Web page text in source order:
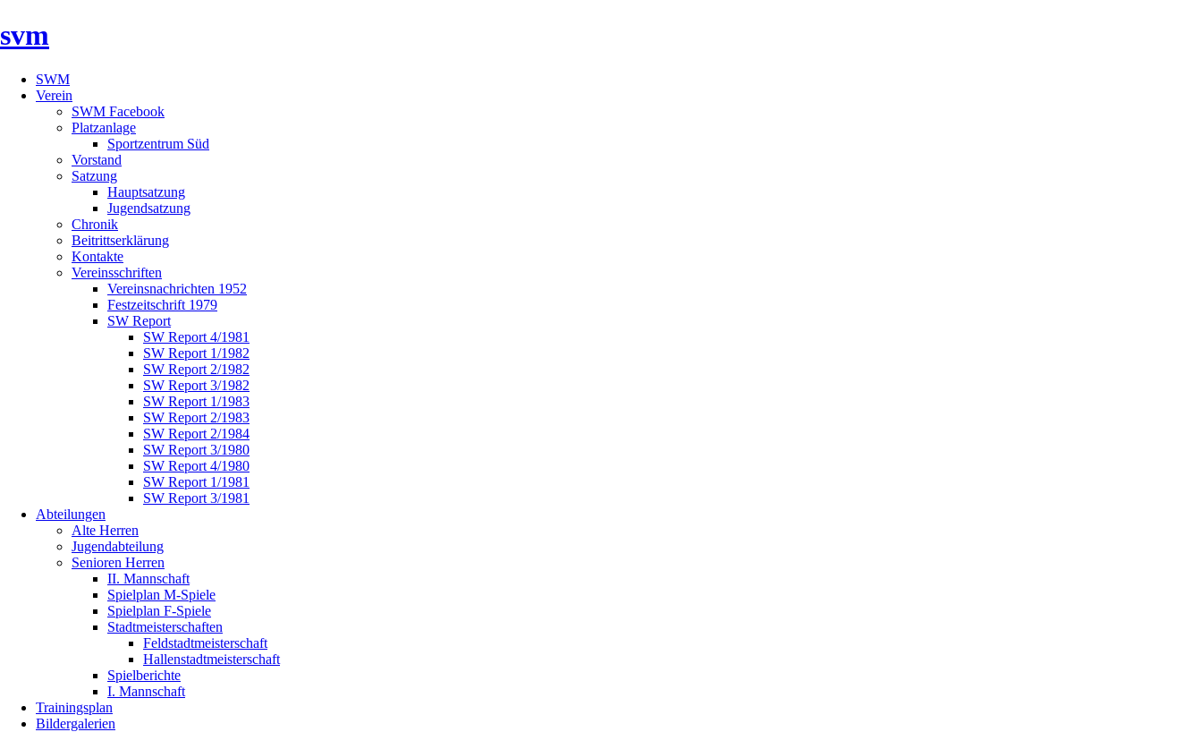
svm
SWM
Verein
SWM Facebook
Platzanlage
Sportzentrum Süd
Vorstand
Satzung
Hauptsatzung
Jugendsatzung
Chronik
Beitrittserklärung
Kontakte
Vereinsschriften
Vereinsnachrichten 1952
Festzeitschrift 1979
SW Report
SW Report 4/1981
SW Report 1/1982
SW Report 2/1982
SW Report 3/1982
SW Report 1/1983
SW Report 2/1983
SW Report 2/1984
SW Report 3/1980
SW Report 4/1980
SW Report 1/1981
SW Report 3/1981
Abteilungen
Alte Herren
Jugendabteilung
Senioren Herren
II. Mannschaft
Spielplan M-Spiele
Spielplan F-Spiele
Stadtmeisterschaften
Feldstadtmeisterschaft
Hallenstadtmeisterschaft
Spielberichte
I. Mannschaft
Trainingsplan
Bildergalerien